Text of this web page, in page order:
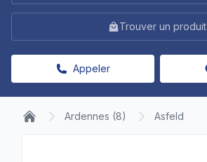
Trouver un produit
Appeler
Ardennes (8) Asfeld